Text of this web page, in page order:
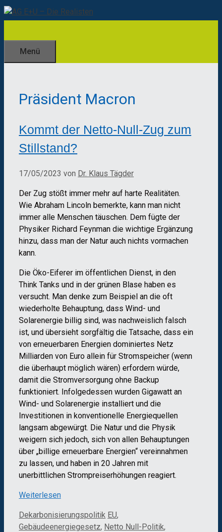
Zum
Inhalt
Menü
Präsident Macron
Kommt der Netto-Null-Zug zum
Stillstand?
17/05/2023 von Dr. Klaus Tägder
Der Zug stößt immer mehr auf harte Realitäten.
Wie Abraham Lincoln bemerkte, kann man nicht
immer alle Menschen täuschen. Dem fügte der
Physiker Richard Feynman die wichtige Ergänzung
hinzu, dass man der Natur auch nichts vormachen
kann.
Die Öko-Eiferer im öffentlichen Dienst, in den
Think Tanks und in der grünen Blase haben es
versucht. Man denke zum Beispiel an die oft
wiederholte Behauptung, dass Wind- und
Solarenergie billig sind, was nachweislich falsch
ist, und übersieht sorgfältig die Tatsache, dass ein
von erneuerbaren Energien dominiertes Netz
Milliarden von Euro allein für Stromspeicher (wenn
die überhaupt möglich wären) erfordern würde,
damit die Stromversorgung ohne Backup
funktioniert. Infolgedessen wurden Gigawatt an
Wind- und Solarenergie installiert und die
Investitionen in konventionelle Energiequellen
langsam abgewürgt. Die Natur und die Physik
weigern sich jedoch, sich von allen Behauptungen
über „billige erneuerbare Energien“ vereinnahmen
zu lassen, und haben in 20 Jahren mit
unerbittlichen Strompreiserhöhungen reagiert.
Weiterlesen
Kategorien
Dekarbonisierungspolitik Schlagwörter
EU,
Gebäudeenergiegesetz, Netto Null-Politik,